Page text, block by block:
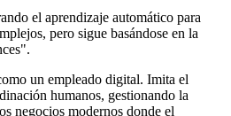
el aprendizaje automático para
pero sigue basándose en la
un empleado digital. Imita el
humanos, gestionando la
negocios modernos donde el